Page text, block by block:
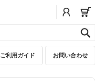
ご利用ガイド お問い合わせ